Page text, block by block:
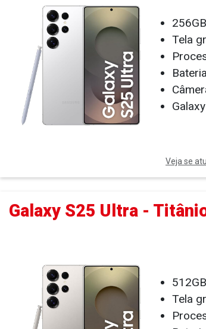
Tela
Veja se
Galaxy S25 Ultra -
Tela